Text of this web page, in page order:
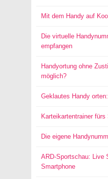
Mit dem Handy auf
Die virtuelle
empfangen
Handyortung ohne
möglich?
Geklautes Handy
Karteikartentrainer fürs
Die eigene
ARD-Sportschau: Live
Smartphone